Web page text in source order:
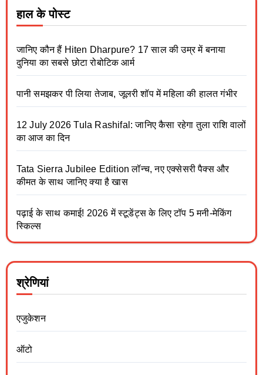
हाल के पोस्ट
जानिए कौन हैं Hiten Dharpure? 17 साल की उम्र में बनाया
दुनिया का सबसे छोटा रोबोटिक आर्म
पानी समझकर पी लिया तेजाब, जूलरी शॉप में महिला की हालत गंभीर
12 July 2026 Tula Rashifal: जानिए कैसा रहेगा तुला राशि वालों
का आज का दिन
Tata Sierra Jubilee Edition लॉन्च, नए एक्सेसरी पैक्स और
कीमत के साथ जानिए क्या है खास
पढ़ाई के साथ कमाई! 2026 में स्टूडेंट्स के लिए टॉप 5 मनी-मेकिंग
स्किल्स
श्रेणियां
एजुकेशन
ऑटो